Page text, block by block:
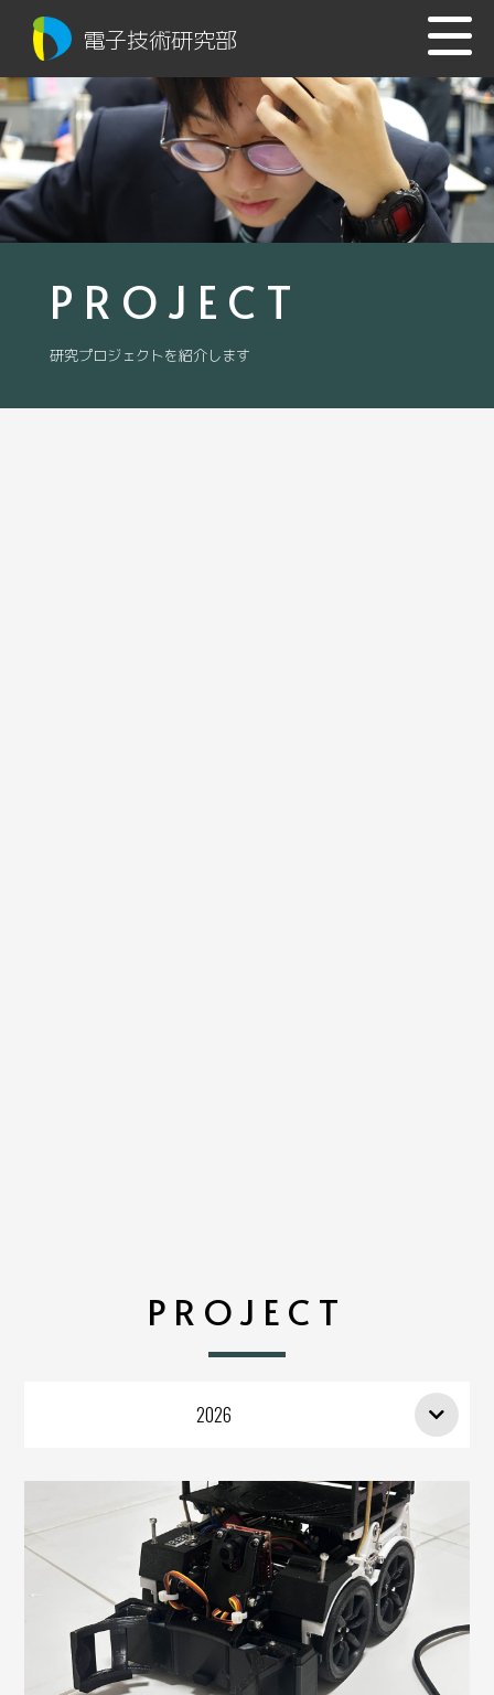
電子技術研究部
PROJECT
研究プロジェクトを紹介します
PROJECT
2026